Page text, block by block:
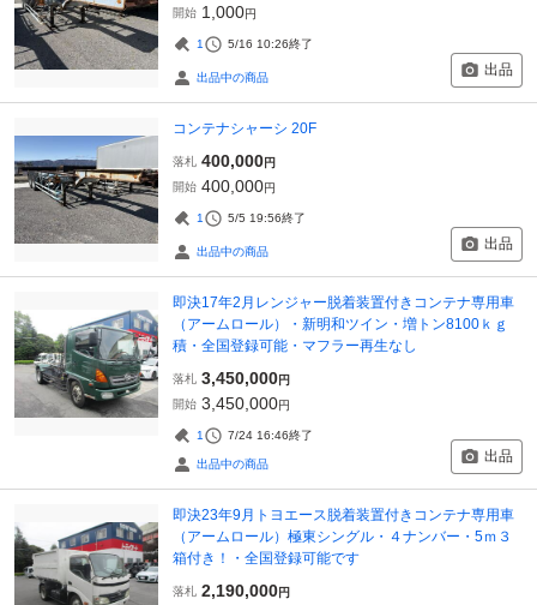
開始 1,000円
1 5/16 10:26終了
出品中の商品 出品
コンテナシャーシ 20F
落札 400,000円
開始 400,000円
1 5/5 19:56終了
出品中の商品 出品
即決17年2月レンジャー脱着装置付きコンテナ専用車
（アームロール）・新明和ツイン・増トン8100ｋｇ
積・全国登録可能・マフラー再生なし
落札 3,450,000円
開始 3,450,000円
1 7/24 16:46終了
出品中の商品 出品
即決23年9月トヨエース脱着装置付きコンテナ専用車
（アームロール）極東シングル・４ナンバー・5ｍ３
箱付き！・全国登録可能です
落札 2,190,000円